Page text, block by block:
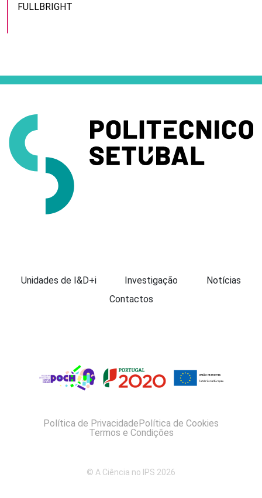
FULLBRIGHT
Apresentação
Unidades de I&D+i Investigação
Notícias
Contactos
Política de PrivacidadePolítica de Cookies
Termos e Condições
© A Ciência no IPS 2026